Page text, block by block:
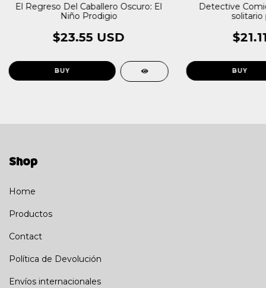
El Regreso Del Caballero Oscuro: El
Niño Prodigio
$23.55 USD
Detective
solitario
Shop
Home
Productos
Contact
Política de Devolución
Envíos internacionales